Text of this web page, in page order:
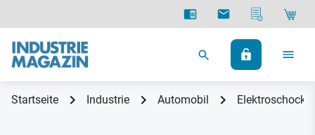
Startseite Industrie Automobil Elektroschock